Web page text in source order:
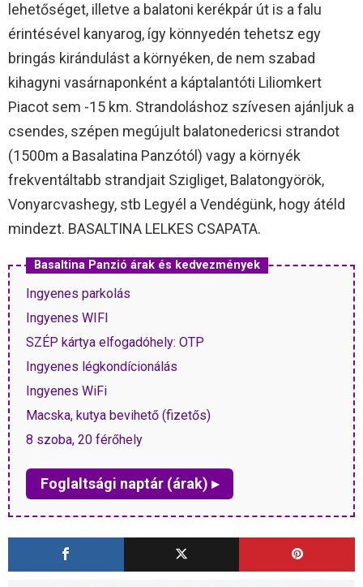
lehetőséget, illetve a balatoni kerékpár út is a falu
érintésével kanyarog, így könnyedén tehetsz egy
bringás kirándulást a környéken, de nem szabad
kihagyni vasárnaponként a káptalantóti Liliomkert
Piacot sem -15 km. Strandoláshoz szívesen ajánljuk a
csendes, szépen megújult balatonedericsi strandot
(1500m a Basalatina Panzótól) vagy a környék
frekventáltabb strandjait Szigliget, Balatongyörök,
Vonyarcvashegy, stb Legyél a Vendégünk, hogy átéld
mindezt. BASALTINA LELKES CSAPATA.
Basaltina Panzió árak és kedvezmények
Ingyenes parkolás
Ingyenes WIFI
SZÉP kártya elfogadóhely: OTP
Ingyenes légkondícionálás
Ingyenes WiFi
Macska, kutya bevihető (fizetős)
8 szoba, 20 férőhely
Foglaltsági naptár (árak) ▸